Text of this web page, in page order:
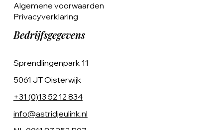
Algemene voorwaarden
Privacyverklaring
Bedrijfsgegevens
Sprendlingenpark 11
5061 JT Oisterwijk
+31 (0)13 52 12 834
info@astridjeulink.nl